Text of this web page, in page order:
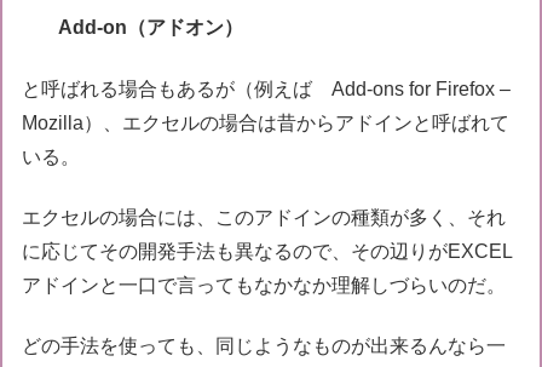
Add-on（アドオン）
と呼ばれる場合もあるが（例えば Add-ons for Firefox –
Mozilla）、エクセルの場合は昔からアドインと呼ばれて
いる。
エクセルの場合には、このアドインの種類が多く、それ
に応じてその開発手法も異なるので、その辺りがEXCEL
アドインと一口で言ってもなかなか理解しづらいのだ。
どの手法を使っても、同じようなものが出来るんなら一